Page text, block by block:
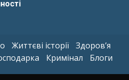
Життєві історії
Здоров’я
Кримінал Блоги